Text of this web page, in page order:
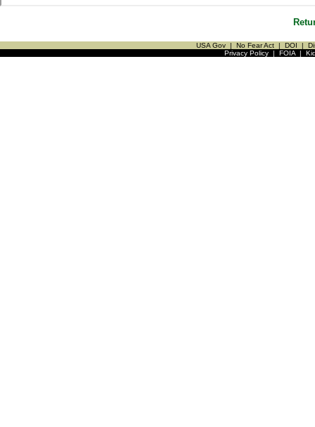
USA Gov | No Fear Act | DOI |
Privacy Policy| FOIA|